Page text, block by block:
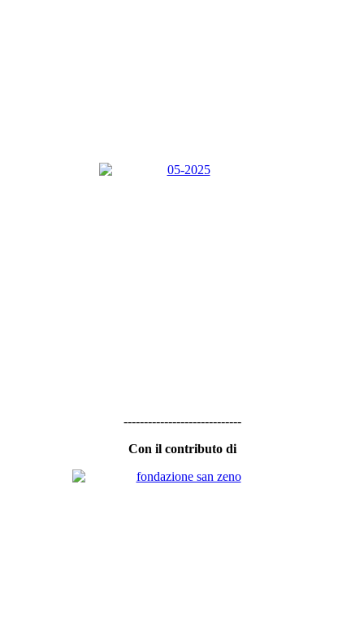
-----------------------------
Con il contributo di